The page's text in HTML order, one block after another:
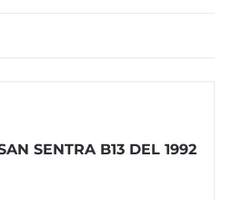
SENTRA B13 DEL 1992